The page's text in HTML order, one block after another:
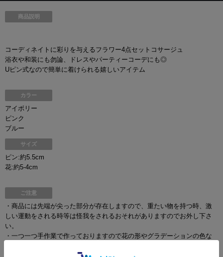
商品説明
コーディネイトに彩りを与えるフラワー4点セットコサージュ
浴衣や和装にも勿論、ドレスやパーティーコーデにも◎
Uピン式なので簡単に着けられる嬉しいアイテム
カラー
アイボリー
ピンク
ブルー
サイズ
ピン:約5.5cm
花:約5-4cm
ご注意
・商品には先端が尖った部分が存在しますので、重たい物を持つ時、激
しい運動をされる時等は怪我をされるおそれがありますのでお外し下さ
い。
・一つ一つ手作業で作っておりますので花の形やグラデーションの色な